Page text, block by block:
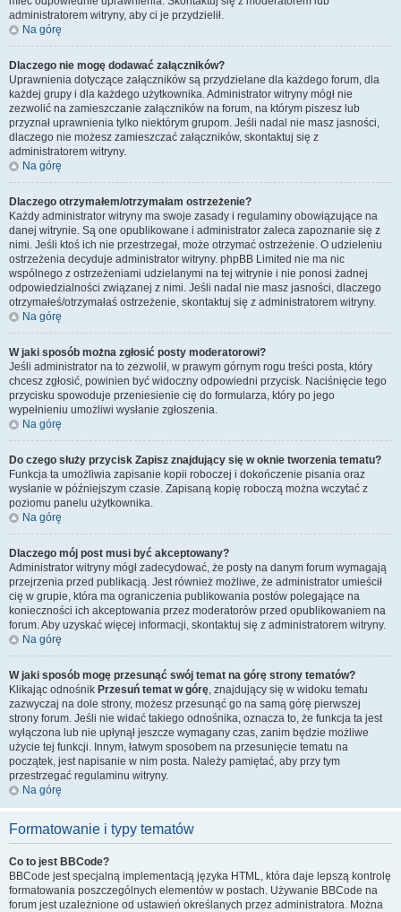
administratorem witryny, aby ci je przydzielił.
Na górę
Dlaczego nie mogę dodawać załączników?
Uprawnienia dotyczące załączników są przydzielane dla każdego forum, dla
każdej grupy i dla każdego użytkownika. Administrator witryny mógł nie
zezwolić na zamieszczanie załączników na forum, na którym piszesz lub
przyznał uprawnienia tylko niektórym grupom. Jeśli nadal nie masz jasności,
dlaczego nie możesz zamieszczać załączników, skontaktuj się z
administratorem witryny.
Na górę
Dlaczego otrzymałem/otrzymałam ostrzeżenie?
Każdy administrator witryny ma swoje zasady i regulaminy obowiązujące na
danej witrynie. Są one opublikowane i administrator zaleca zapoznanie się z
nimi. Jeśli ktoś ich nie przestrzegał, może otrzymać ostrzeżenie. O udzieleniu
ostrzeżenia decyduje administrator witryny. phpBB Limited nie ma nic
wspólnego z ostrzeżeniami udzielanymi na tej witrynie i nie ponosi żadnej
odpowiedzialności związanej z nimi. Jeśli nadal nie masz jasności, dlaczego
otrzymałeś/otrzymałaś ostrzeżenie, skontaktuj się z administratorem witryny.
Na górę
W jaki sposób można zgłosić posty moderatorowi?
Jeśli administrator na to zezwolił, w prawym górnym rogu treści posta, który
chcesz zgłosić, powinien być widoczny odpowiedni przycisk. Naciśnięcie tego
przycisku spowoduje przeniesienie cię do formularza, który po jego
wypełnieniu umożliwi wysłanie zgłoszenia.
Na górę
Do czego służy przycisk Zapisz znajdujący się w oknie tworzenia tematu?
Funkcja ta umożliwia zapisanie kopii roboczej i dokończenie pisania oraz
wysłanie w późniejszym czasie. Zapisaną kopię roboczą można wczytać z
poziomu panelu użytkownika.
Na górę
Dlaczego mój post musi być akceptowany?
Administrator witryny mógł zadecydować, że posty na danym forum wymagają
przejrzenia przed publikacją. Jest również możliwe, że administrator umieścił
cię w grupie, która ma ograniczenia publikowania postów polegające na
konieczności ich akceptowania przez moderatorów przed opublikowaniem na
forum. Aby uzyskać więcej informacji, skontaktuj się z administratorem witryny.
Na górę
W jaki sposób mogę przesunąć swój temat na górę strony tematów?
Klikając odnośnik Przesuń temat w górę, znajdujący się w widoku tematu
zazwyczaj na dole strony, możesz przesunąć go na samą górę pierwszej
strony forum. Jeśli nie widać takiego odnośnika, oznacza to, że funkcja ta jest
wyłączona lub nie upłynął jeszcze wymagany czas, zanim będzie możliwe
użycie tej funkcji. Innym, łatwym sposobem na przesunięcie tematu na
początek, jest napisanie w nim posta. Należy pamiętać, aby przy tym
przestrzegać regulaminu witryny.
Na górę
Formatowanie i typy tematów
Co to jest BBCode?
BBCode jest specjalną implementacją języka HTML, która daje lepszą kontrolę
formatowania poszczególnych elementów w postach. Używanie BBCode na
forum jest uzależnione od ustawień określanych przez administratora. Można